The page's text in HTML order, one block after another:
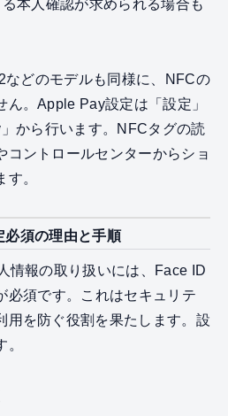
本人確認が求められる場合も
どのモデルも同様に、NFCの
ん。Apple Pay設定は「設定」
から行います。NFCタグの読
コントロールセンターからショ
。
須の理由と手順
情報の取り扱いには、Face ID
必須です。これはセキュリテ
用を防ぐ役割を果たします。設